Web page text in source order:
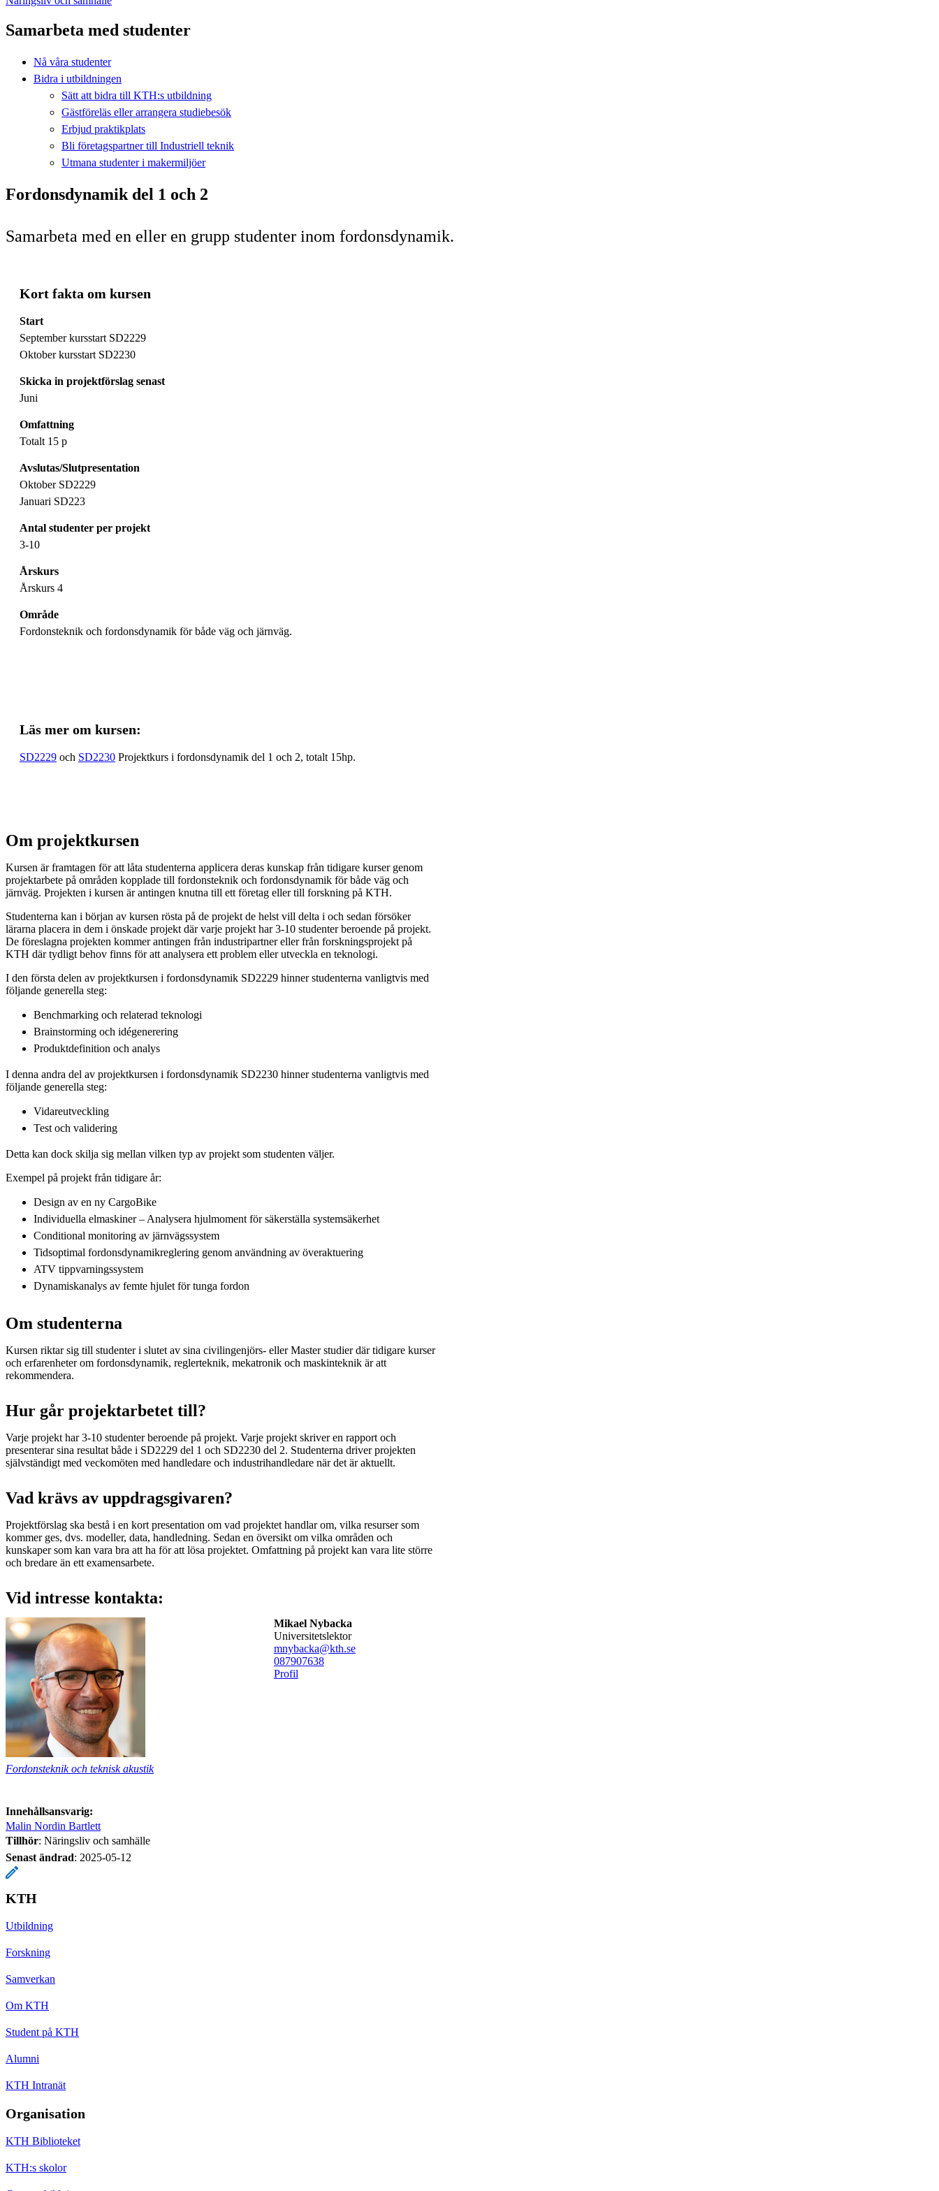
Samarbeta med studenter
Nå våra studenter
Bidra i utbildningen
Sätt att bidra till KTH:s utbildning
Gästföreläs eller arrangera studiebesök
Erbjud praktikplats
Bli företagspartner till Industriell teknik
Utmana studenter i makermiljöer
Fordonsdynamik del 1 och 2
Samarbeta med en eller en grupp studenter inom fordonsdynamik.
Kort fakta om kursen
Start
September kursstart SD2229
Oktober kursstart SD2230
Skicka in projektförslag senast
Juni
Omfattning
Totalt 15 p
Avslutas/Slutpresentation
Oktober SD2229
Januari SD223
Antal studenter per projekt
3-10
Årskurs
Årskurs 4
Område
Fordonsteknik och fordonsdynamik för både väg och järnväg.
Läs mer om kursen:
SD2229 och SD2230 Projektkurs i fordonsdynamik del 1 och 2, totalt 15hp.
Om projektkursen
Kursen är framtagen för att låta studenterna applicera deras kunskap från tidigare kurser genom
projektarbete på områden kopplade till fordonsteknik och fordonsdynamik för både väg och
järnväg. Projekten i kursen är antingen knutna till ett företag eller till forskning på KTH.
Studenterna kan i början av kursen rösta på de projekt de helst vill delta i och sedan försöker
lärarna placera in dem i önskade projekt där varje projekt har 3-10 studenter beroende på projekt.
De föreslagna projekten kommer antingen från industripartner eller från forskningsprojekt på
KTH där tydligt behov finns för att analysera ett problem eller utveckla en teknologi.
I den första delen av projektkursen i fordonsdynamik SD2229 hinner studenterna vanligtvis med
följande generella steg:
Benchmarking och relaterad teknologi
Brainstorming och idégenerering
Produktdefinition och analys
I denna andra del av projektkursen i fordonsdynamik SD2230 hinner studenterna vanligtvis med
följande generella steg:
Vidareutveckling
Test och validering
Detta kan dock skilja sig mellan vilken typ av projekt som studenten väljer.
Exempel på projekt från tidigare år:
Design av en ny CargoBike
Individuella elmaskiner – Analysera hjulmoment för säkerställa systemsäkerhet
Conditional monitoring av järnvägssystem
Tidsoptimal fordonsdynamikreglering genom användning av överaktuering
ATV tippvarningssystem
Dynamiskanalys av femte hjulet för tunga fordon
Om studenterna
Kursen riktar sig till studenter i slutet av sina civilingenjörs- eller Master studier där tidigare kurser
och erfarenheter om fordonsdynamik, reglerteknik, mekatronik och maskinteknik är att
rekommendera.
Hur går projektarbetet till?
Varje projekt har 3-10 studenter beroende på projekt. Varje projekt skriver en rapport och
presenterar sina resultat både i SD2229 del 1 och SD2230 del 2. Studenterna driver projekten
självständigt med veckomöten med handledare och industrihandledare när det är aktuellt.
Vad krävs av uppdragsgivaren?
Projektförslag ska bestå i en kort presentation om vad projektet handlar om, vilka resurser som
kommer ges, dvs. modeller, data, handledning. Sedan en översikt om vilka områden och
kunskaper som kan vara bra att ha för att lösa projektet. Omfattning på projekt kan vara lite större
och bredare än ett examensarbete.
Vid intresse kontakta:
Mikael Nybacka
universitetslektor
mnybacka@kth.se
087907638
Profil
Fordonsteknik och teknisk akustik
Innehållsansvarig:
Malin Nordin Bartlett
Tillhör: Näringsliv och samhälle
Senast ändrad: 2025-05-12
KTH
Utbildning
Forskning
Samverkan
Om KTH
Student på KTH
Alumni
KTH Intranät
Organisation
KTH Biblioteket
KTH:s skolor